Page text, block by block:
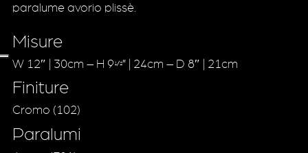
paralume avorio plissè.
Misure
W 12″ | 30cm – H 91/2” | 24cm – D 8″ | 21cm
Finiture
Cromo (102)
Paralumi